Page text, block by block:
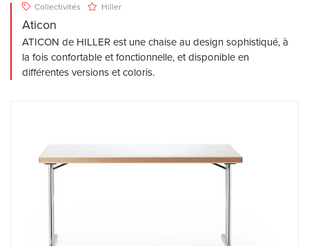
Collectivités Hiller
Aticon
ATICON de HILLER est une chaise au design sophistiqué, à
la fois confortable et fonctionnelle, et disponible en
différentes versions et coloris.